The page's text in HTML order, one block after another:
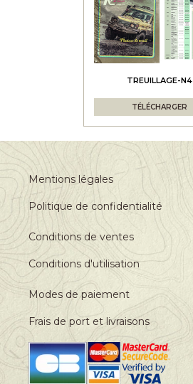
TREUILLAGE-N4
TÉLÉCHARGER
Mentions légales
Politique de confidentialité
Conditions de ventes
Conditions d'utilisation
Modes de paiement
Frais de port et livraisons